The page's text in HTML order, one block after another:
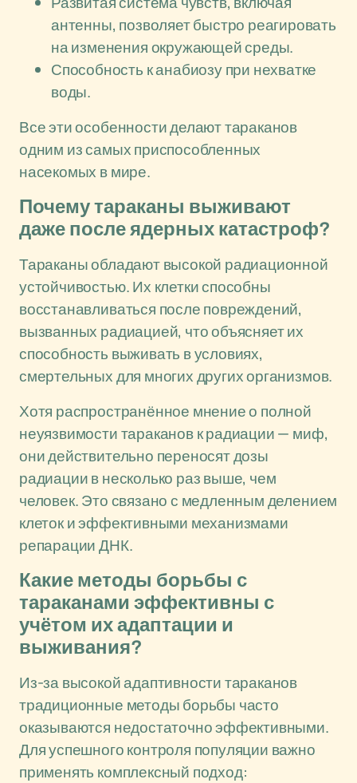
антенны, позволяет быстро реагировать
на изменения окружающей среды.
Способность к анабиозу при нехватке
воды.
Все эти особенности делают тараканов
одним из самых приспособленных
насекомых в мире.
Почему тараканы выживают
даже после ядерных катастроф?
Тараканы обладают высокой радиационной
устойчивостью. Их клетки способны
восстанавливаться после повреждений,
вызванных радиацией, что объясняет их
способность выживать в условиях,
смертельных для многих других организмов.
Хотя распространённое мнение о полной
неуязвимости тараканов к радиации — миф,
они действительно переносят дозы
радиации в несколько раз выше, чем
человек. Это связано с медленным делением
клеток и эффективными механизмами
репарации ДНК.
Какие методы борьбы с
тараканами эффективны с
учётом их адаптации и
выживания?
Из-за высокой адаптивности тараканов
традиционные методы борьбы часто
оказываются недостаточно эффективными.
Для успешного контроля популяции важно
применять комплексный подход: